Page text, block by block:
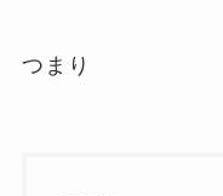
つまり